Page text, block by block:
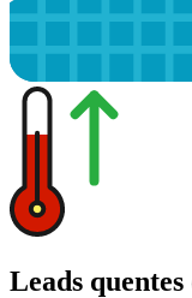
Leads